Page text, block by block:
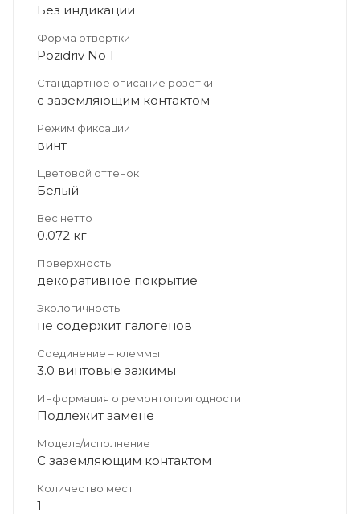
Без индикации
Форма отвертки
Pozidriv No 1
Стандартное описание розетки
с заземляющим контактом
Режим фиксации
винт
Цветовой оттенок
Белый
Вес нетто
0.072 кг
Поверхность
декоративное покрытие
Экологичность
не содержит галогенов
Соединение – клеммы
3.0 винтовые зажимы
Информация о ремонтопригодности
Подлежит замене
Модель/исполнение
С заземляющим контактом
Количество мест
1